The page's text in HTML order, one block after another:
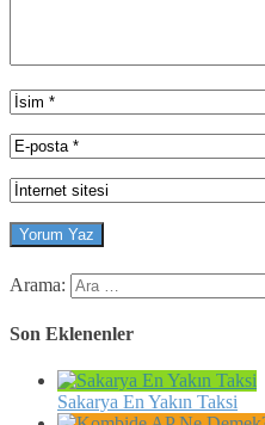
Arama:
Son Eklenenler
Sakarya En Yakın Taksi